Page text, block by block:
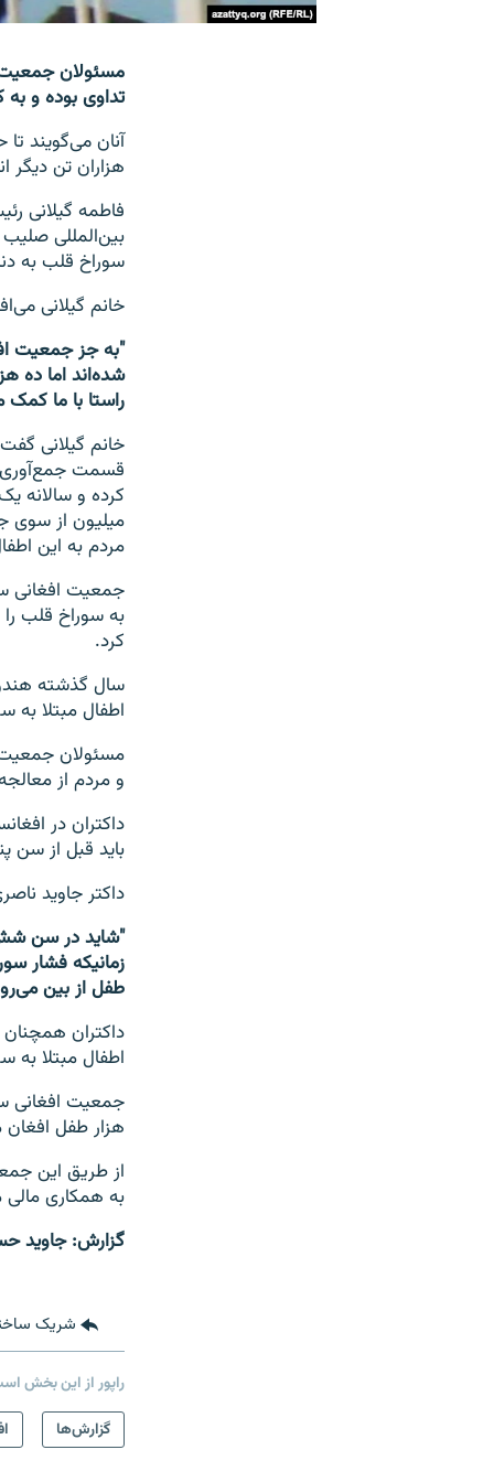
مسئولان جمعیت
تداوی بوده و
آنان می‌گویند
هزاران تن دیگر
فاطمه گیلانی
بین‌المللی
سوراخ قلب به
خانم گیلانی
"به جز جمعیت
شده‌اند اما ده
راستا با ما
خانم گیلانی
قسمت جمع‌آوری
کرده و سالانه
میلیون از
مردم به این
جمعیت افغانی
کرد.
سال گذشته
اطفال مبتلا
مسئولان جمعیت
و مردم از
داکتران در
باید قبل از سن
داکتر جاوید
"شاید در سن
زمانیکه فشار
طفل از بین
داکتران
اطفال مبتلا
جمعیت افغانی
هزار طفل افغان
از طریق این
به همکاری مالی
گزارش: جاوید
شریک
راپور از این بخش
گزارش‌ها